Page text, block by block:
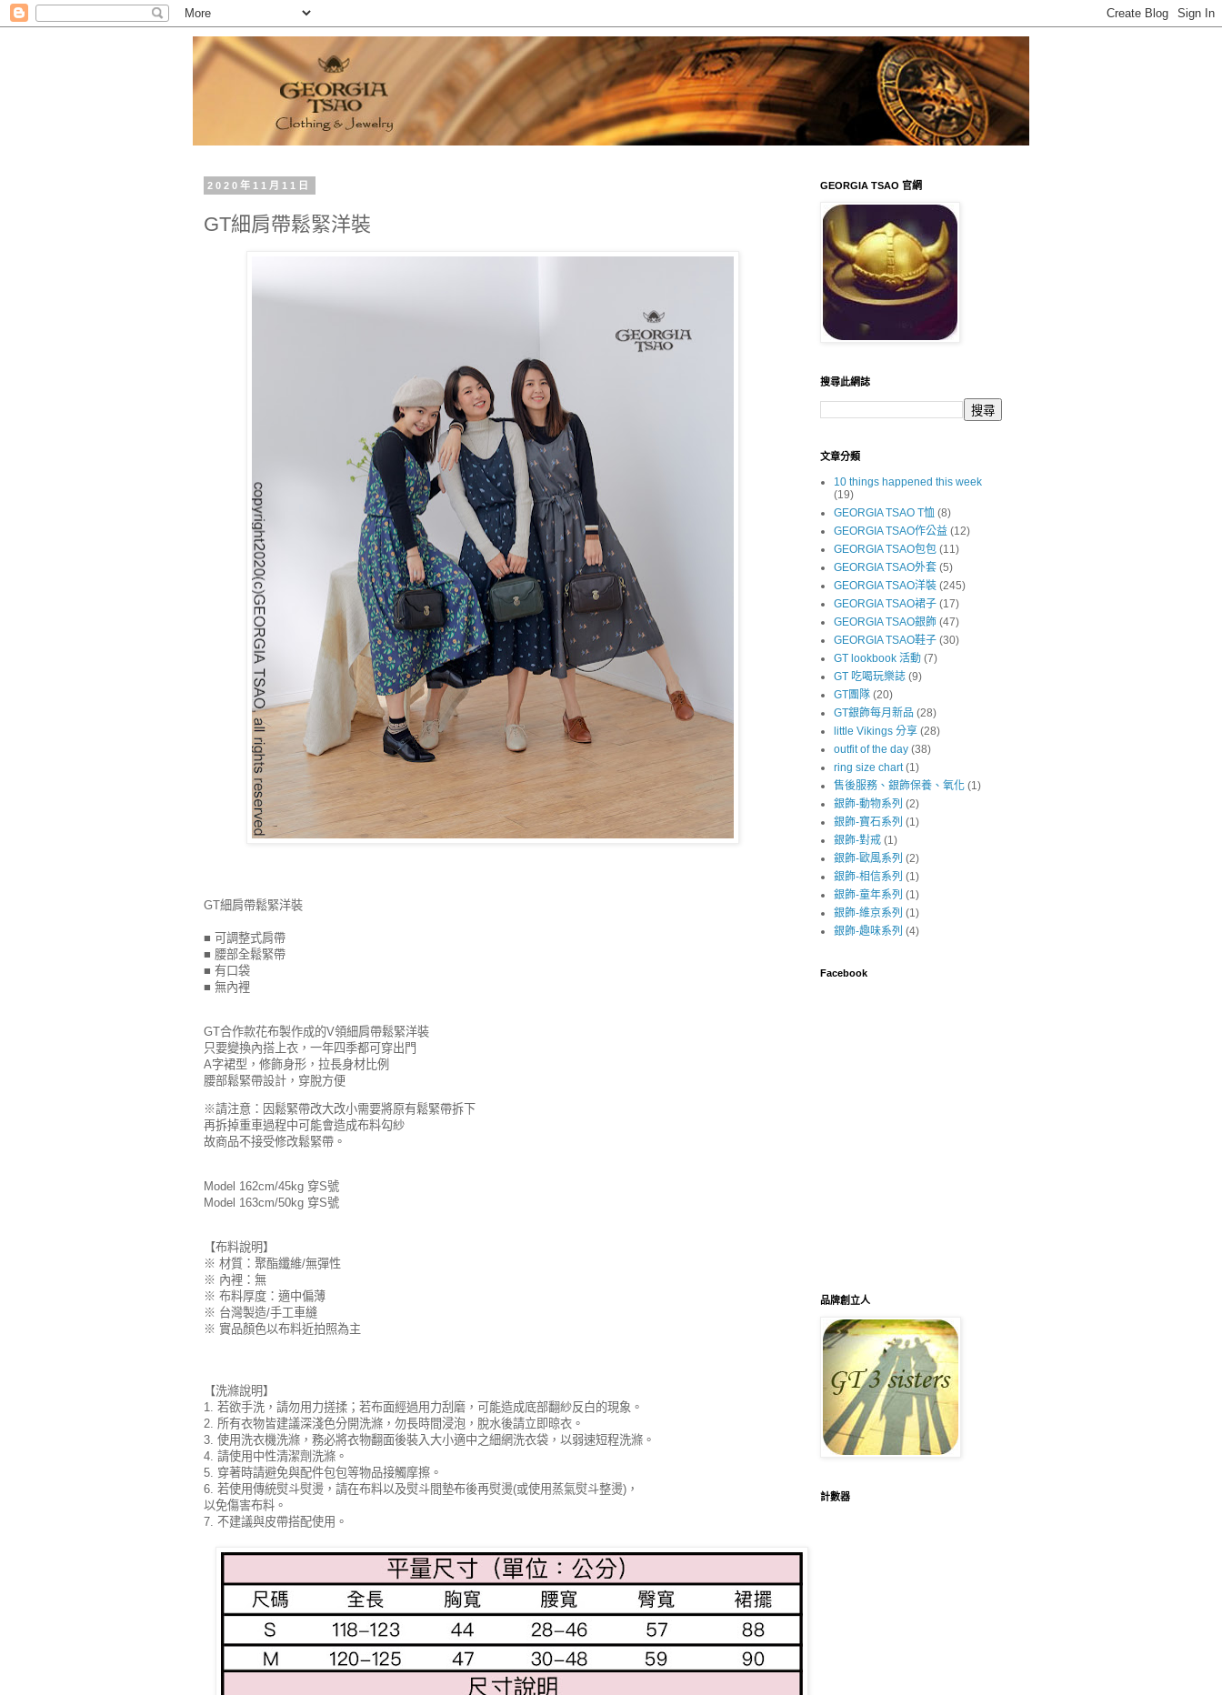
2020年11月11日
GT細肩帶鬆緊洋裝
GT細肩帶鬆緊洋裝
■ 可調整式肩帶
■ 腰部全鬆緊帶
■ 有口袋
■ 無內裡
GT合作款花布製作成的V領細肩帶鬆緊洋裝
只要變換內搭上衣，一年四季都可穿出門
A字裙型，修飾身形，拉長身材比例
腰部鬆緊帶設計，穿脫方便
※請注意：因鬆緊帶改大改小需要將原有鬆緊帶拆下
再拆掉重車過程中可能會造成布料勾紗
故商品不接受修改鬆緊帶。
Model 162cm/45kg 穿S號
Model 163cm/50kg 穿S號
【布料說明】
※ 材質：聚酯纖維/無彈性
※ 內裡：無
※ 布料厚度：適中偏薄
※ 台灣製造/手工車縫
※ 實品顏色以布料近拍照為主
【洗滌說明】
1. 若欲手洗，請勿用力搓揉；若布面經過用力刮磨，可能造成底部翻紗反白的現象。
2. 所有衣物皆建議深淺色分開洗滌，勿長時間浸泡，脫水後請立即晾衣。
3. 使用洗衣機洗滌，務必將衣物翻面後裝入大小適中之細網洗衣袋，以弱速短程洗滌。
4. 請使用中性清潔劑洗滌。
5. 穿著時請避免與配件包包等物品接觸摩擦。
6. 若使用傳統熨斗熨燙，請在布料以及熨斗間墊布後再熨燙(或使用蒸氣熨斗整燙)，
以免傷害布料。
7. 不建議與皮帶搭配使用。
GEORGIA TSAO 官網
搜尋此網誌
文章分類
10 things happened this week
(19)
GEORGIA TSAO T恤 (8)
GEORGIA TSAO作公益 (12)
GEORGIA TSAO包包 (11)
GEORGIA TSAO外套 (5)
GEORGIA TSAO洋裝 (245)
GEORGIA TSAO裙子 (17)
GEORGIA TSAO銀飾 (47)
GEORGIA TSAO鞋子 (30)
GT lookbook 活動 (7)
GT 吃喝玩樂誌 (9)
GT團隊 (20)
GT銀飾每月新品 (28)
little Vikings 分享 (28)
outfit of the day (38)
ring size chart (1)
售後服務、銀飾保養、氧化 (1)
銀飾-動物系列 (2)
銀飾-寶石系列 (1)
銀飾-對戒 (1)
銀飾-歐風系列 (2)
銀飾-相信系列 (1)
銀飾-童年系列 (1)
銀飾-維京系列 (1)
銀飾-趣味系列 (4)
Facebook
品牌創立人
計數器